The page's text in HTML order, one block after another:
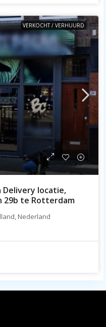
VERKOCHT / VERHUURD
Delivery locatie,
29b te Rotterdam
Nederland